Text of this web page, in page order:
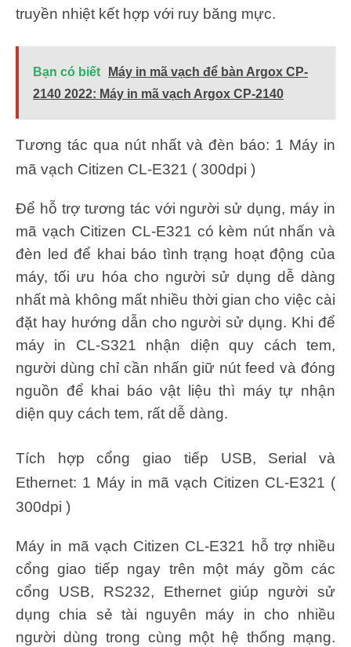
truyền nhiệt kết hợp với ruy băng mực.
Bạn có biết
Máy in mã vạch để bàn Argox CP-
2140 2022: Máy in mã vạch Argox CP-2140
Tương tác qua nút nhất và đèn báo: 1 Máy in
mã vạch Citizen CL-E321 ( 300dpi )
Để hỗ trợ tương tác với người sử dụng, máy in
mã vạch Citizen CL-E321 có kèm nút nhấn và
đèn led để khai báo tình trạng hoạt động của
máy, tối ưu hóa cho người sử dụng dễ dàng
nhất mà không mất nhiều thời gian cho việc cài
đặt hay hướng dẫn cho người sử dụng. Khi để
máy in CL-S321 nhận diện quy cách tem,
người dùng chỉ cần nhấn giữ nút feed và đóng
nguồn để khai báo vật liệu thì máy tự nhận
diện quy cách tem, rất dễ dàng.
Tích hợp cổng giao tiếp USB, Serial và
Ethernet: 1 Máy in mã vạch Citizen CL-E321 (
300dpi )
Máy in mã vạch Citizen CL-E321 hỗ trợ nhiều
cổng giao tiếp ngay trên một máy gồm các
cổng USB, RS232, Ethernet giúp người sử
dụng chia sẻ tài nguyên máy in cho nhiều
người dùng trong cùng một hệ thống mạng.